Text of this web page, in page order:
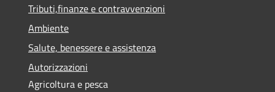
Tributi,finanze e contravvenzioni
Ambiente
Salute, benessere e assistenza
Autorizzazioni
Agricoltura e pesca